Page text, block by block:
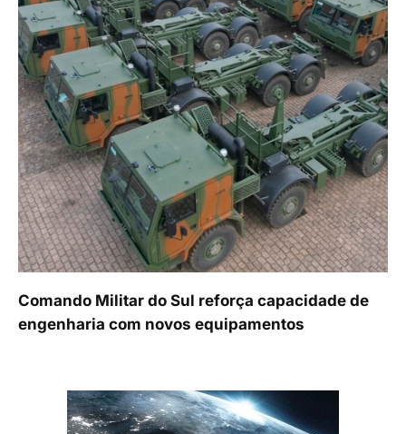
Comando Militar do Sul reforça capacidade de
engenharia com novos equipamentos